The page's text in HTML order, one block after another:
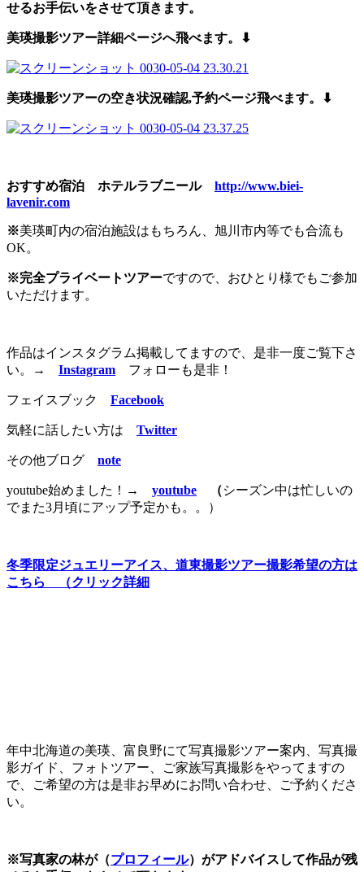
せるお手伝いをさせて頂きます。
美瑛撮影ツアー詳細ページへ飛べます。⬇︎
美瑛撮影ツアーの空き状況確認,予約ページ飛べます。⬇︎
おすすめ宿泊 ホテルラブニール http://www.biei-
lavenir.com
※美瑛町内の宿泊施設はもちろん、旭川市内等でも合流も
OK。
※完全プライベートツアーですので、おひとり様でもご参加
いただけます。
作品はインスタグラム掲載してますので、是非一度ご覧下さ
い。
→ Instagram フォローも是非！
フェイスブック Facebook
気軽に話したい方は Twitter
その他ブログ note
youtube始めました！→ youtube （シーズン中は忙しいの
でまた3月頃にアップ予定かも。。）
冬季限定ジュエリーアイス、道東撮影ツアー撮影希望の方は
こちら （クリック詳細
年中北海道の美瑛、富良野にて写真撮影ツアー案内、写真撮
影ガイド、フォトツアー、ご家族写真撮影をやってますの
で、ご希望の方は是非お早めにお問い合わせ、ご予約くださ
い。
※写真家の林が（プロフィール）がアドバイスして作品が残